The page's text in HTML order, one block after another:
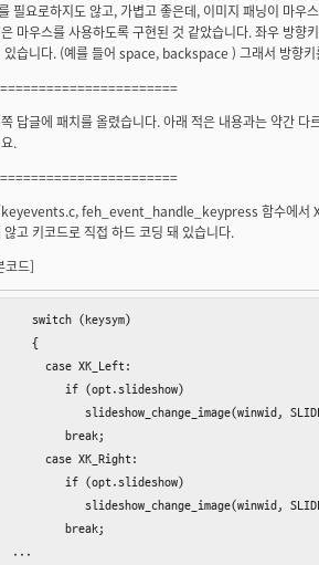
필요로하지도 않고, 가볍고 좋은데, 이미지 패닝이 마우
마우스를 사용하도록 구현된 것 같았습니다. 좌우 방향
있습니다. (예를 들어 space, backspace ) 그래서 방향
답글에 패치를 올렸습니다. 아래 적은 내용과는 약간
.
feh_event_handle_keypress 함수에서
않고 키코드로 직접 하드 코딩 돼 있습니다.
코드]
   switch (keysym)
   {
     case XK_Left:
        if (opt.slideshow)
slideshow_change_image(winwid,
        break;
     case XK_Right:
        if (opt.slideshow)
slideshow_change_image(winwid,
        break;
...